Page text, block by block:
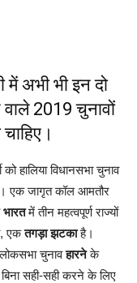
अभी भी इन दो
2019 चुनावों
को हालिया विधानसभा चुनाव
एक जागृत कॉल आमतौर
भारतमें तीन महत्वपूर्ण राज्यों
एकतगड़ा झटकाहै।
चुनावहारनेके
सही-सही करने के लिए